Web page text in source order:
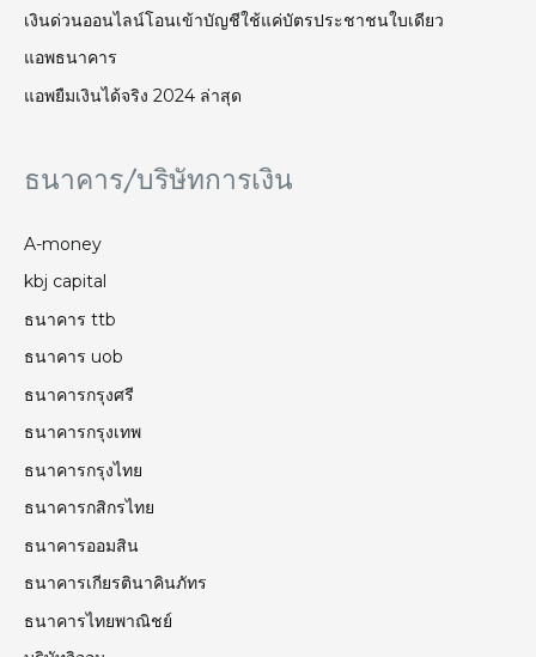
เงินด่วนออนไลน์โอนเข้าบัญชีใช้แค่บัตรประชาชนใบเดียว
แอพธนาคาร
แอพยืมเงินได้จริง 2024 ล่าสุด
ธนาคาร/บริษัทการเงิน
A-money
kbj capital
ธนาคาร ttb
ธนาคาร uob
ธนาคารกรุงศรี
ธนาคารกรุงเทพ
ธนาคารกรุงไทย
ธนาคารกสิกรไทย
ธนาคารออมสิน
ธนาคารเกียรตินาคินภัทร
ธนาคารไทยพาณิชย์